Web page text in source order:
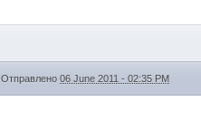
Отправлено06 June 2011 - 02:35 PM